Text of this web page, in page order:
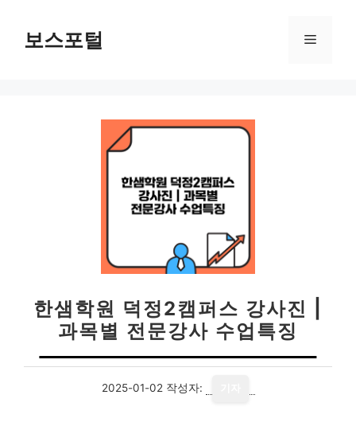
보스포털 메
한샘학원 덕정2캠퍼스 강사진 |
과목별 전문강사 수업특징
2025-01-02 작성자: